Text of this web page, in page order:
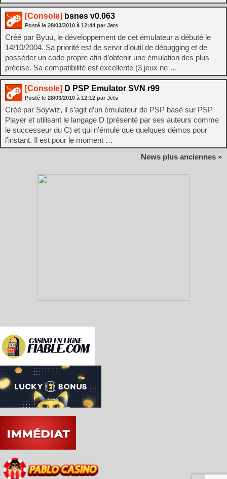
[Console] bsnes v0.063
Posté le 28/03/2010 à 12:44 par Jets
Créé par Byuu, le développement de cet émulateur a débuté le
14/10/2004. Sa priorité est de servir d’outil de débugging et de
posséder un code propre afin d’obtenir une émulation des plus
précise. Sa compatibilité est excellente (3 jeux ne …
[Console] D PSP Emulator SVN r99
Posté le 28/03/2010 à 12:12 par Jets
Créé par Soywiz, il s’agit d’un émulateur de PSP basé sur PSP
Player et utilisant le langage D (présenté par ses auteurs comme
le successeur du C) et qui n’émule que quelques démos pour
l’instant. Il est pour le moment …
News plus anciennes »